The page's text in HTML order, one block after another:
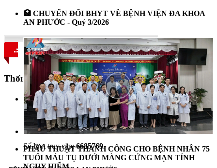
🏥 CHUYỂN ĐỔI BHYT VỀ BỆNH VIỆN ĐA KHOA
AN PHƯỚC - Quý 3/2026
PHẪU THUẬT THÀNH CÔNG CHO BỆNH NHÂN 75
TUỔI MÁU TỤ DƯỚI MÀNG CỨNG MẠN TÍNH
NGUY HIỂM
Thống kê Website
Đang trực tuyến:529
Số lượt truy cập:6685769